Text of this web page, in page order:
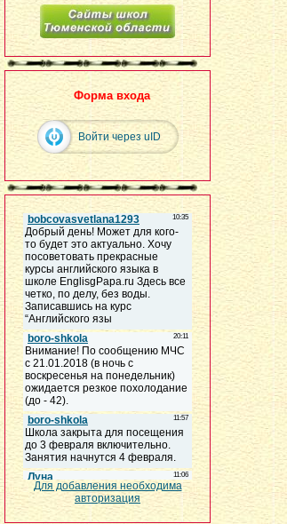
Форма входа
Войти через uID
Для добавления необходима
авторизация